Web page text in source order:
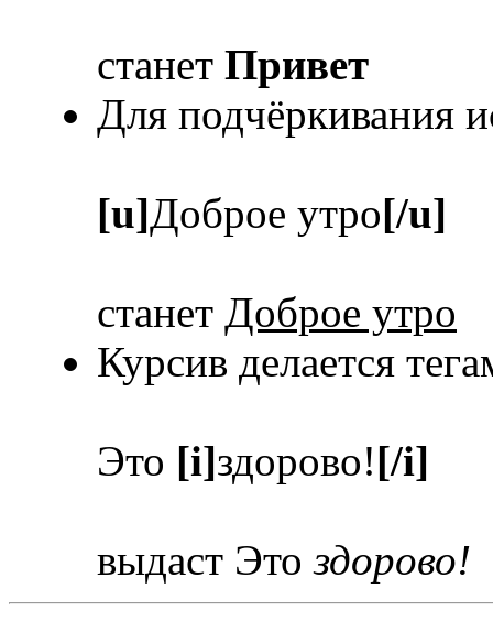
станет Привет
Для подчёркивания
[u]Доброе утро[/u]
станет Доброе утро
Курсив делается
Это [i]здорово![/i]
выдаст Этоздорово!